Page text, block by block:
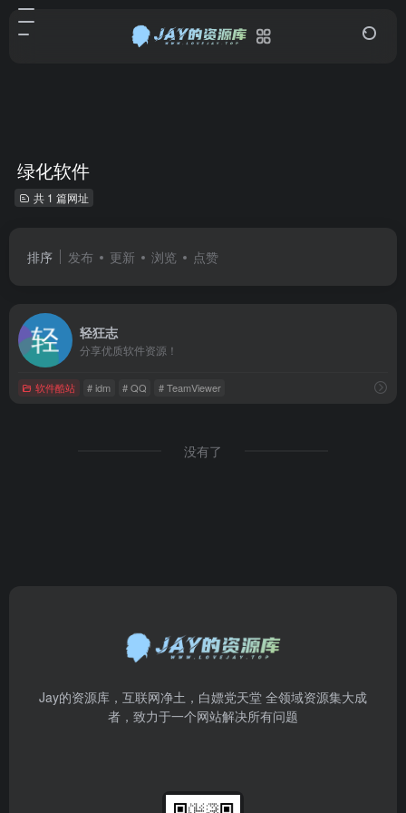
绿化软件
共 1 篇网址
排序 发布 更新 浏览 点赞
轻狂志
分享优质软件资源！
软件酷站 # idm # QQ # TeamViewer
没有了
Jay的资源库，互联网净土，白嫖党天堂 全领域资源集大成
者，致力于一个网站解决所有问题